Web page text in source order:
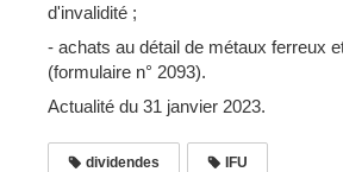
d'invalidité ;
- achats au détail de métaux ferreux
(formulaire n° 2093).
Actualité du 31 janvier 2023.
dividendes IFU